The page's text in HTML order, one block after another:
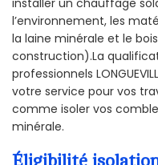
installer un chauffage
l’environnement, les
la laine minérale et le
construction).La
professionnels
votre service pour vos
comme isoler vos
minérale.